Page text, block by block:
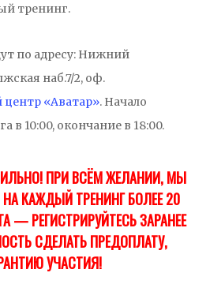
тренинг.
по адресу: Нижний
наб.7/2, оф.
«Аватар». Начало
в 10:00, окончание в 18:00.
ПРИ ВСЁМ ЖЕЛАНИИ, МЫ
КАЖДЫЙ ТРЕНИНГ БОЛЕЕ 20
— РЕГИСТРИРУЙТЕСЬ ЗАРАНЕЕ
СДЕЛАТЬ ПРЕДОПЛАТУ,
УЧАСТИЯ!